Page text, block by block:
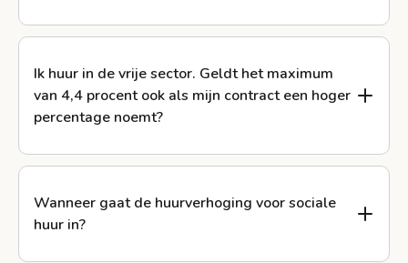
Ik huur in de vrije sector. Geldt het maximum
van 4,4 procent ook als mijn contract een hoger
percentage noemt?
Wanneer gaat de huurverhoging voor sociale
huur in?